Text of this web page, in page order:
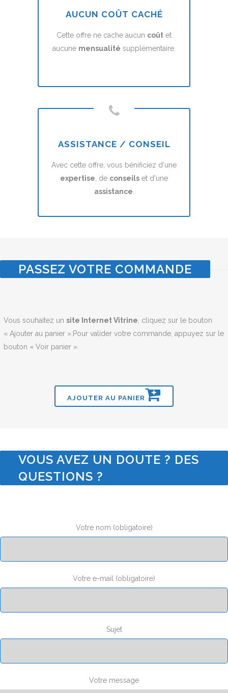
AUCUN COÛT CACHÉ
Cette offre ne cache aucun coût et
aucune mensualité supplémentaire.
ASSISTANCE / CONSEIL
Avec cette offre, vous bénificiez d'une
expertise, de conseils et d'une
assistance.
PASSEZ VOTRE COMMANDE
Vous souhaitez un site Internet Vitrine, cliquez sur le bouton
« Ajouter au panier ».Pour valider votre commande, appuyez sur le
bouton « Voir panier ».
AJOUTER AU PANIER
VOUS AVEZ UN DOUTE ? DES
QUESTIONS ?
Votre nom (obligatoire)
Votre e-mail (obligatoire)
Sujet
Votre message